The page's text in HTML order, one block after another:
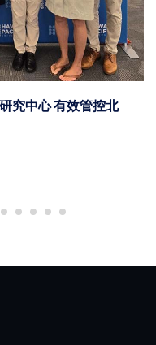
開放符合資格企業二度申